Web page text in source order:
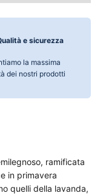
e sicurezza
la massima
dei nostri prodotti
ramificata
in primavera
quelli della lavanda,